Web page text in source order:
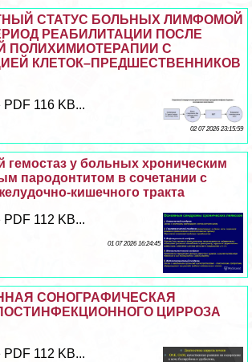
СТАТУС БОЛЬНЫХ ЛИМФОМОЙ
РЕАБИЛИТАЦИИ ПОСЛЕ
ПОЛИХИМИОТЕРАПИИ С
КЛЕТОК–ПРЕДШЕСТВЕННИКОВ
116 KB...
02 07 2026 23:15:59
у больных хроническим
пародонтитом в сочетании с
кишечного тpaкта
112 KB...
01 07 2026 16:24:45
СОНОГРАФИЧЕСКАЯ
ЦИРРОЗА
112 KB...